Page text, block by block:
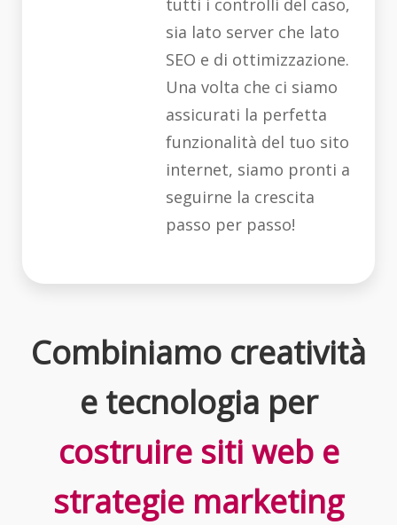
sia lato server che lato
SEO e di ottimizzazione.
Una volta che ci siamo
assicurati la perfetta
funzionalità del tuo sito
internet, siamo pronti a
seguirne la crescita
passo per passo!
Combiniamo creatività
e tecnologia per
costruire siti web e
strategie marketing